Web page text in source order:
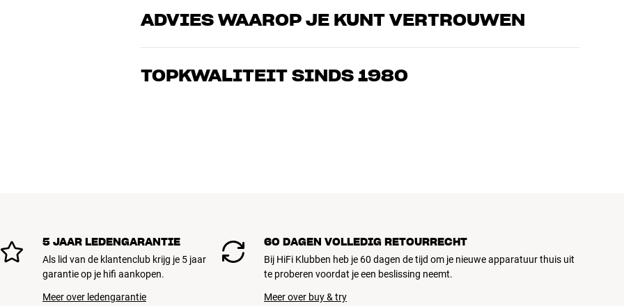
ADVIES WAAROP JE KUNT VERTROUWEN
Onze medewerkers zijn echte liefhebbers die de producten door en door kennen en gepassioneerd zijn
de perfecte oplossing voor jouw wensen en budget
TOPKWALITEIT SINDS 1980
5 JAAR LEDENGARANTIE
Als lid van de klantenclub krijg je 5 jaar
garantie op je hifi aankopen.
Meer over ledengarantie
60 DAGEN VOLLEDIG RETOURRECHT
Bij HiFi Klubben heb je 60 dagen de tijd om je nieuwe apparatuur thuis uit
te proberen voordat je een beslissing neemt.
Meer over buy & try